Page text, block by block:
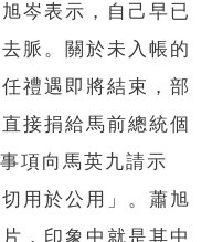
岑表示，自己早已
脈。關於未入帳的
禮遇即將結束，部
接捐給馬前總統個
項向馬英九請示
用於公用」。蕭旭
，印象中就是其中